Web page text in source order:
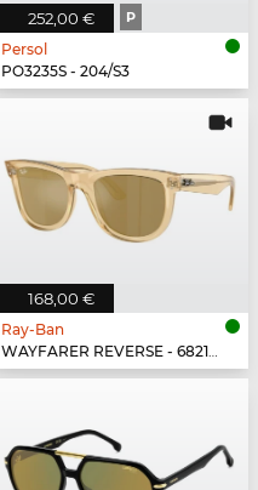
252,00 € P
Persol
PO3235S - 204/S3
168,00 €
Ray-Ban
WAYFARER REVERSE - 68215A